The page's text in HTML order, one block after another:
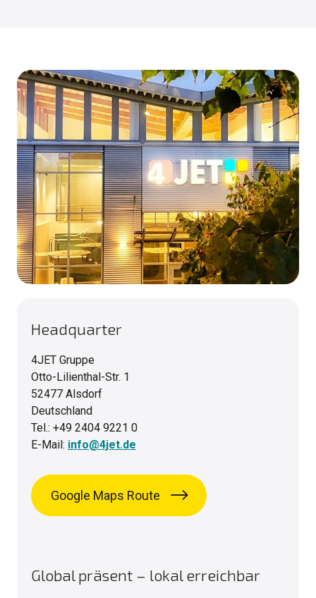
Headquarter
4JET Gruppe
Otto-Lilienthal-Str. 1
52477 Alsdorf
Deutschland
Tel.: +49 2404 9221 0
E-Mail: info@4jet.de
Google Maps Route
Global präsent – lokal erreichbar